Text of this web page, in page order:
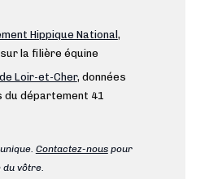
Hippique National ,
la filière équine
Loir-et-Cher, données
département 41
Contactez-nouspour
vôtre.